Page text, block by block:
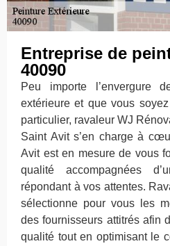
Entreprise de
40090
Peu importe l’envergure
extérieure et que vous
particulier, ravaleur WJ
Saint Avit s’en charge à
Avit est en mesure de vous
qualité accompagnées
répondant à vos attentes.
sélectionne pour vous les
des fournisseurs attitrés afin
qualité tout en optimisant le